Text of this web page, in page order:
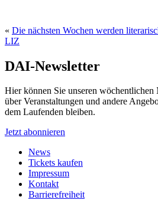
« Die nächsten Wochen werden
LIZ
DAI-Newsletter
Hier können Sie unseren wöchentlichen
über Veranstaltungen und andere
dem Laufenden bleiben.
Jetzt abonnieren
News
Tickets kaufen
Impressum
Kontakt
Barrierefreiheit